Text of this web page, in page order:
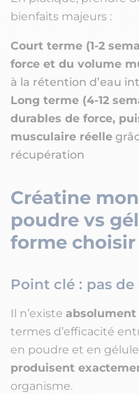
bienfaits majeurs :
Court terme (1-2
force et du volume
à la rétention d’eau
Long terme (4-12
durables de force,
musculaire réelle
récupération
Créatine
poudre vs
forme choisir
Point clé : pas
Il n’existe absolument
termes d’efficacité
en poudre et en
produisent
organisme.